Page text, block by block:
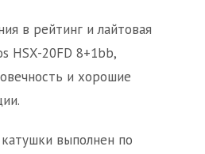
в рейтинг и лайтовая
HSX-20FD 8+1bb,
и хорошие
выполнен по